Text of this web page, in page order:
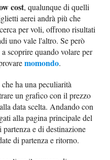
cost, qualunque di quelli
aerei andrà più che
per voli, offrono risultati
uno vale l'altro. Se però
scoprire quando volare per
momondo.
ha una peculiarità
un grafico con il prezzo
data scelta. Andando con
alla pagina principale del
e di destinazione
di partenza e ritorno.